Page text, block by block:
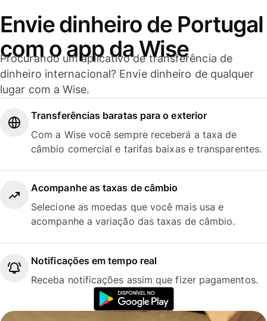
Envie dinheiro de Portugal
com o app da Wise
Procurando um aplicativo de transferência de
dinheiro internacional? Envie dinheiro de qualquer
lugar com a Wise.
Transferências baratas para o exterior
Com a Wise você sempre receberá a taxa de
câmbio comercial e tarifas baixas e transparentes.
Acompanhe as taxas de câmbio
Selecione as moedas que você mais usa e
acompanhe a variação das taxas de câmbio.
Notificações em tempo real
Receba notificações assim que fizer pagamentos.